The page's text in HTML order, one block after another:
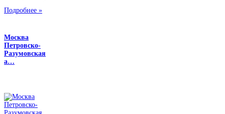
Подробнее »
Москва
Петровско-
Разумовская
а…